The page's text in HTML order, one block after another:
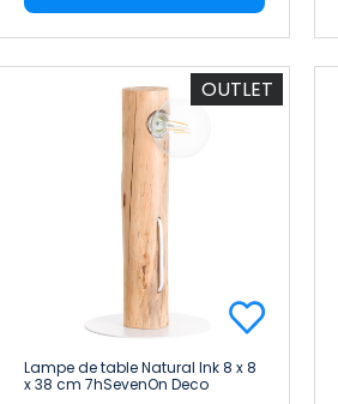
OUTLET
Lampe de table Natural Ink 8 x 8
x 38 cm 7hSevenOn Deco